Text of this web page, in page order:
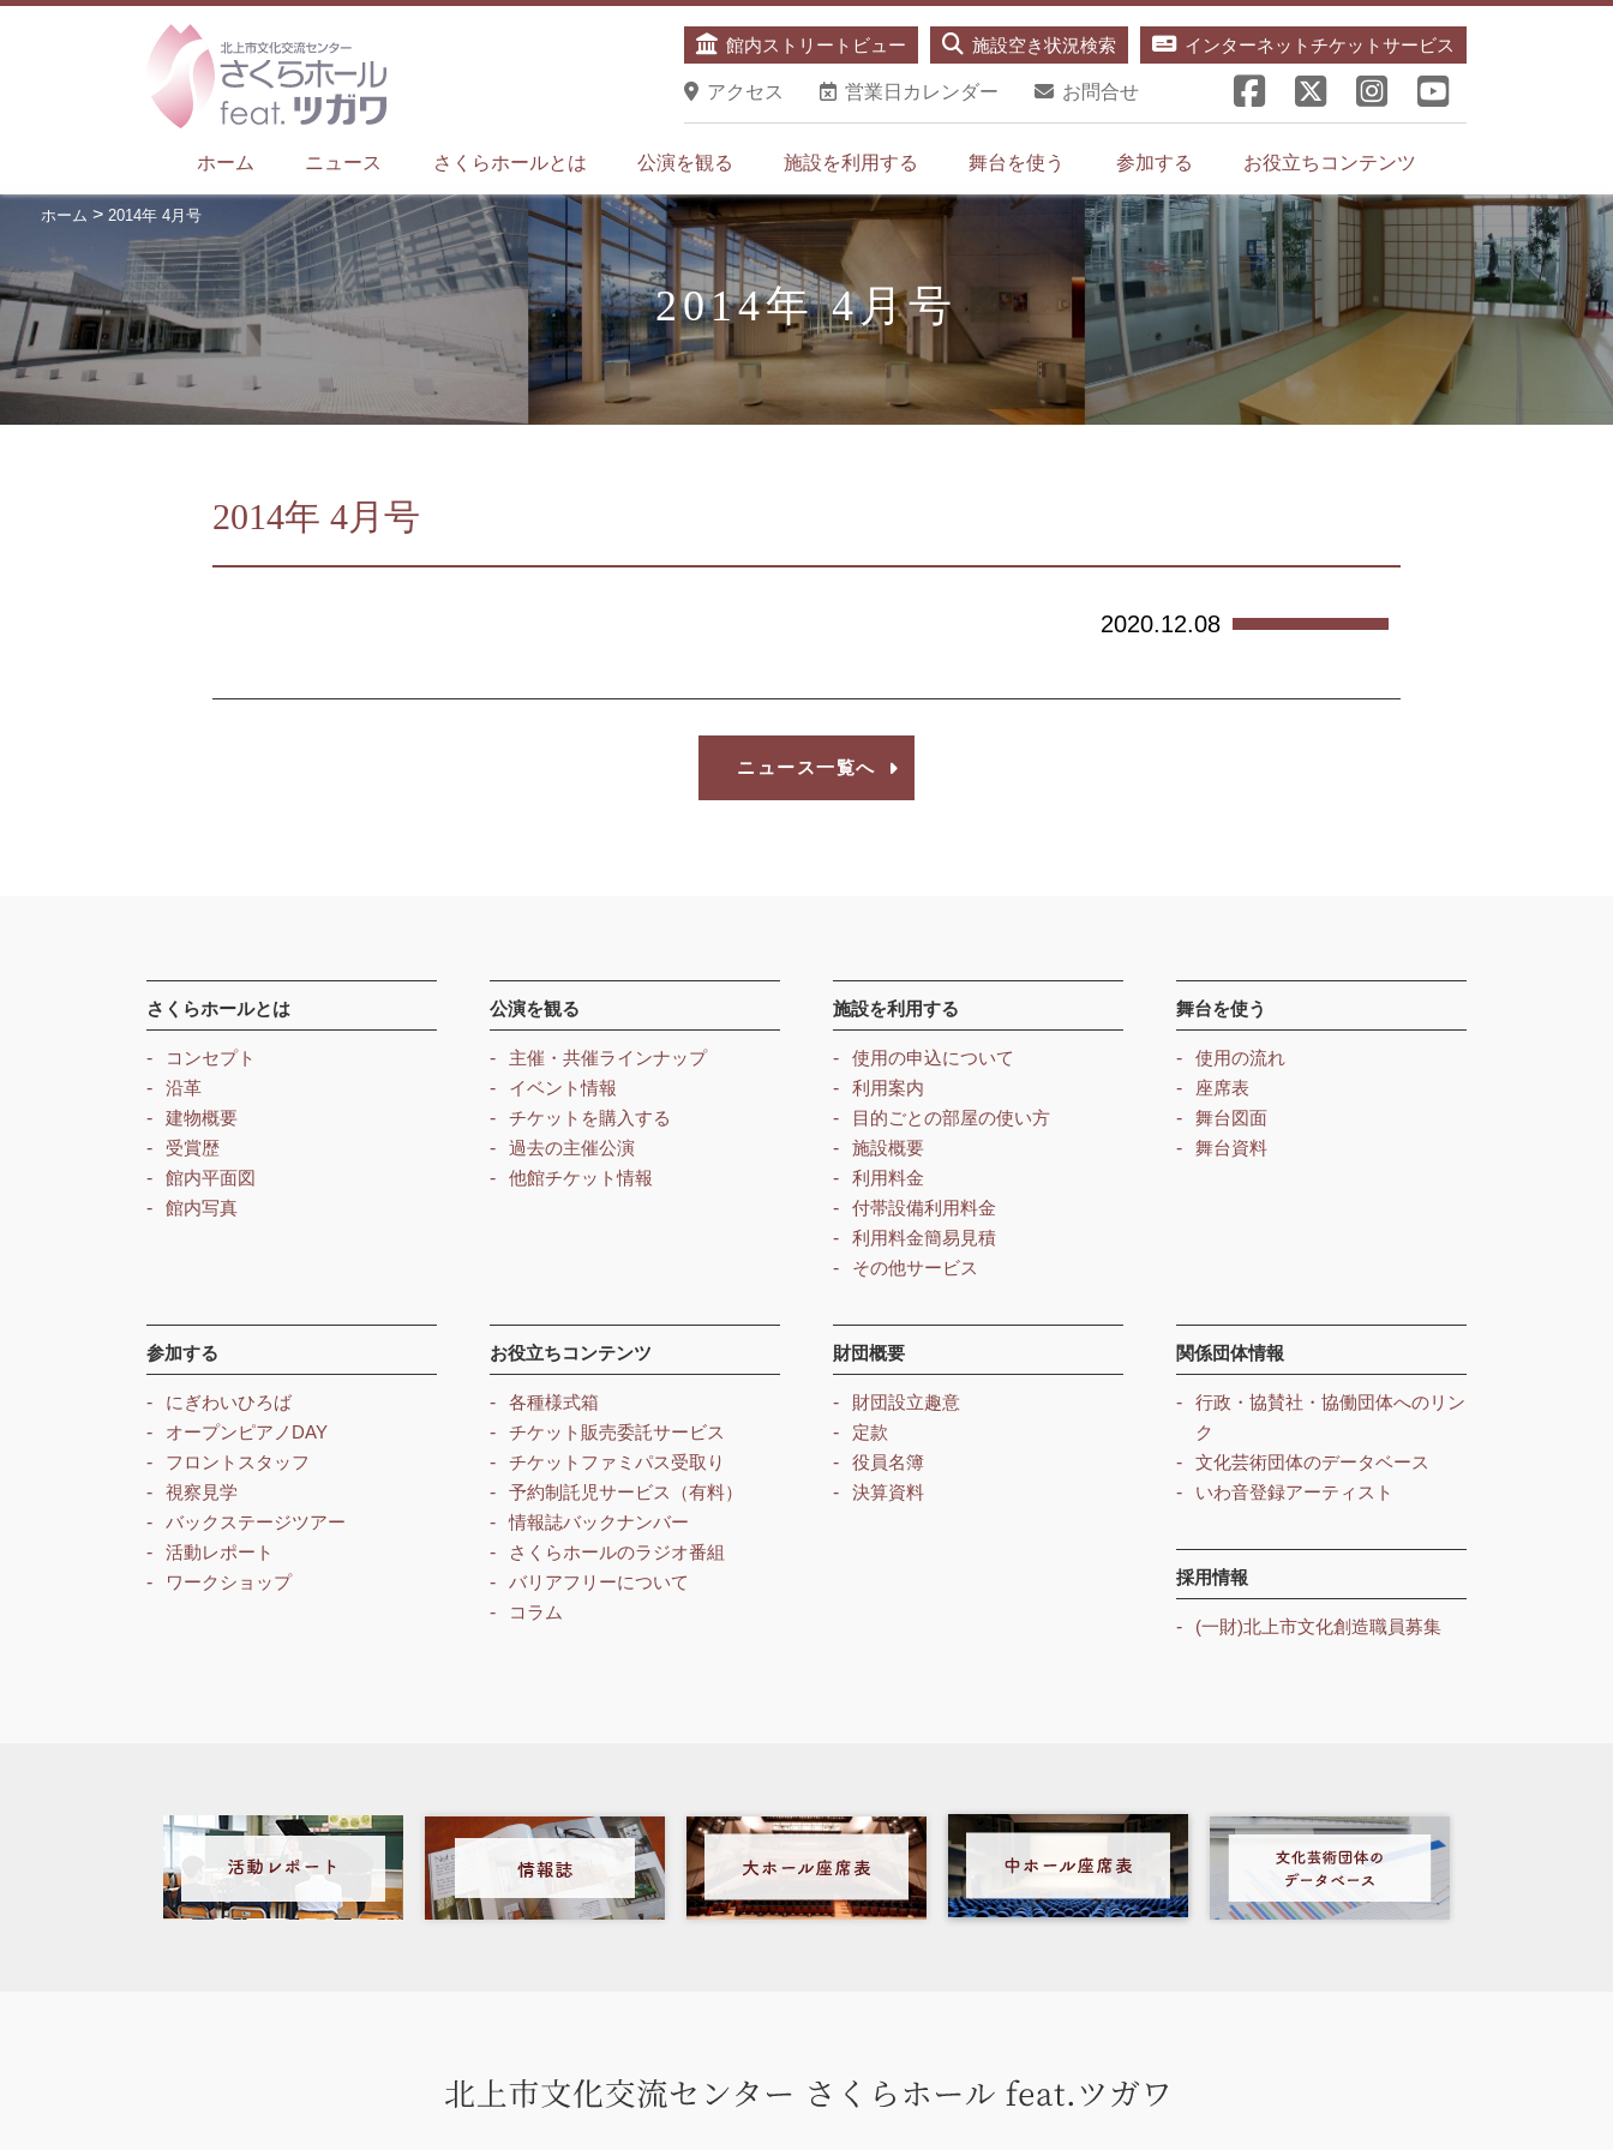
館内ストリートビュー 施設空き状況検索 インターネットチケットサービス
アクセス 営業日カレンダー お問合せ
ホーム ニュース さくらホールとは 公演を観る 施設を利用する 舞台を使う 参加する お役立ちコンテンツ
2014年 4月号
ホーム > 2014年 4月号
2014年 4月号
2020.12.08
ニュース一覧へ
さくらホールとは
コンセプト
沿革
建物概要
受賞歴
館内平面図
館内写真
公演を観る
主催・共催ラインナップ
イベント情報
チケットを購入する
過去の主催公演
他館チケット情報
施設を利用する
使用の申込について
利用案内
目的ごとの部屋の使い方
施設概要
利用料金
付帯設備利用料金
利用料金簡易見積
その他サービス
舞台を使う
使用の流れ
座席表
舞台図面
舞台資料
参加する
にぎわいひろば
オープンピアノDAY
フロントスタッフ
視察見学
バックステージツアー
活動レポート
ワークショップ
お役立ちコンテンツ
各種様式箱
チケット販売委託サービス
チケットファミパス受取り
予約制託児サービス（有料）
情報誌バックナンバー
さくらホールのラジオ番組
バリアフリーについて
コラム
財団概要
財団設立趣意
定款
役員名簿
決算資料
関係団体情報
行政・協賛社・協働団体へのリン
ク
文化芸術団体のデータベース
いわ音登録アーティスト
採用情報
(一財)北上市文化創造職員募集